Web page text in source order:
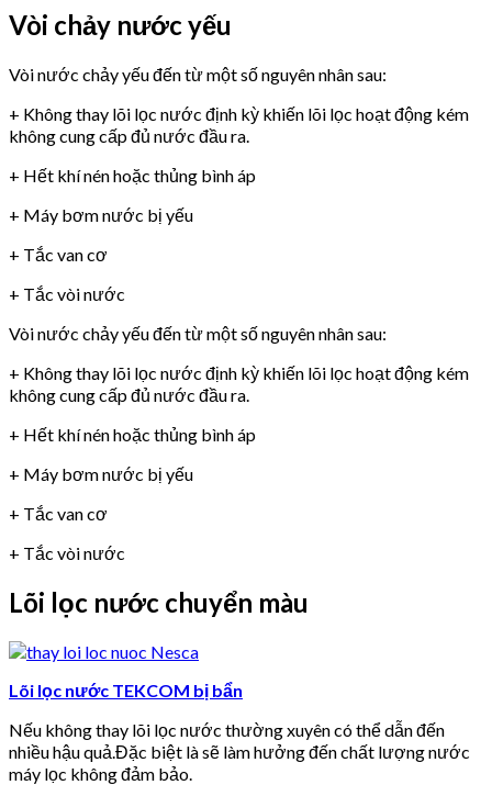
Vòi chảy nước yếu
Vòi nước chảy yếu đến từ một số nguyên nhân sau:
+ Không thay lõi lọc nước định kỳ khiến lõi lọc hoạt động kém
không cung cấp đủ nước đầu ra.
+ Hết khí nén hoặc thủng bình áp
+ Máy bơm nước bị yếu
+ Tắc van cơ
+ Tắc vòi nước
Vòi nước chảy yếu đến từ một số nguyên nhân sau:
+ Không thay lõi lọc nước định kỳ khiến lõi lọc hoạt động kém
không cung cấp đủ nước đầu ra.
+ Hết khí nén hoặc thủng bình áp
+ Máy bơm nước bị yếu
+ Tắc van cơ
+ Tắc vòi nước
Lõi lọc nước chuyển màu
Lõi lọc nước TEKCOM bị bẩn
Nếu không thay lõi lọc nước thường xuyên có thể dẫn đến
nhiều hậu quả.Đặc biệt là sẽ làm hưởng đến chất lượng nước
máy lọc không đảm bảo.